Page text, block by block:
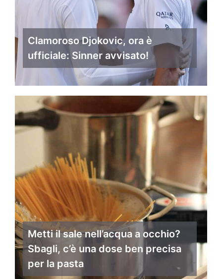
Clamoroso Djokovic, ora è
ufficiale: Sinner avvisato!
Metti il sale nell’acqua a occhio?
Sbagli, c’è una dose ben precisa
per la pasta